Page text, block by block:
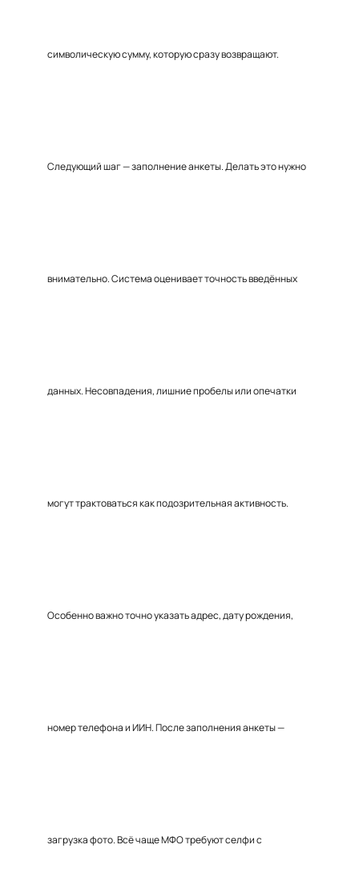
символическую сумму, которую сразу возвращают.
Следующий шаг — заполнение анкеты. Делать это нужно
внимательно. Система оценивает точность введённых
данных. Несовпадения, лишние пробелы или опечатки
могут трактоваться как подозрительная активность.
Особенно важно точно указать адрес, дату рождения,
номер телефона и ИИН. После заполнения анкеты —
загрузка фото. Всё чаще МФО требуют селфи с